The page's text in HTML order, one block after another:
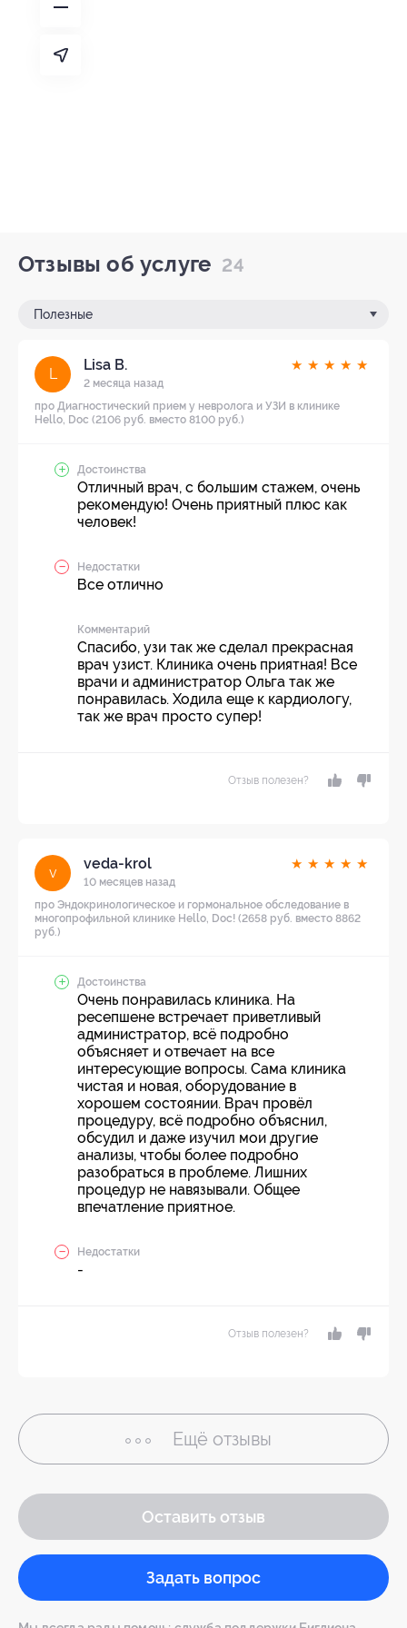
Отзывы об услуге 24
Полезные
L
Lisa B.
2 месяца назад
★ ★ ★ ★ ★
про Диагностический прием у невролога и УЗИ в клинике
Hello, Doc (2106 руб. вместо 8100 руб.)
Достоинства
Отличный врач, с большим стажем, очень
рекомендую! Очень приятный плюс как
человек!
Недостатки
Все отлично
Комментарий
Спасибо, узи так же сделал прекрасная
врач узист. Клиника очень приятная! Все
врачи и администратор Ольга так же
понравилась. Ходила еще к кардиологу,
так же врач просто супер!
Отзыв полезен?
v
veda-krol
10 месяцев назад
★ ★ ★ ★ ★
про Эндокринологическое и гормональное обследование в
многопрофильной клинике Hello, Doc! (2658 руб. вместо 8862
руб.)
Достоинства
Очень понравилась клиника. На
ресепшене встречает приветливый
администратор, всё подробно
объясняет и отвечает на все
интересующие вопросы. Сама клиника
чистая и новая, оборудование в
хорошем состоянии. Врач провёл
процедуру, всё подробно объяснил,
обсудил и даже изучил мои другие
анализы, чтобы более подробно
разобраться в проблеме. Лишних
процедур не навязывали. Общее
впечатление приятное.
Недостатки
-
Отзыв полезен?
Ещё отзывы
Оставить отзыв
Задать вопрос